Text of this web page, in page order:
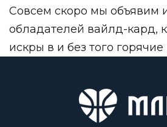
Совсем скоро мы объявим
обладателей вайлд-кард,
искры в и без того